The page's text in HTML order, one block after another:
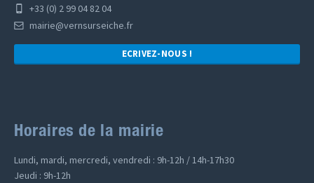
+33 (0) 2 99 04 82 04
mairie@vernsurseiche.fr
ECRIVEZ-NOUS !
Horaires de la mairie
Lundi, mardi, mercredi, vendredi : 9h-12h / 14h-17h30
Jeudi : 9h-12h